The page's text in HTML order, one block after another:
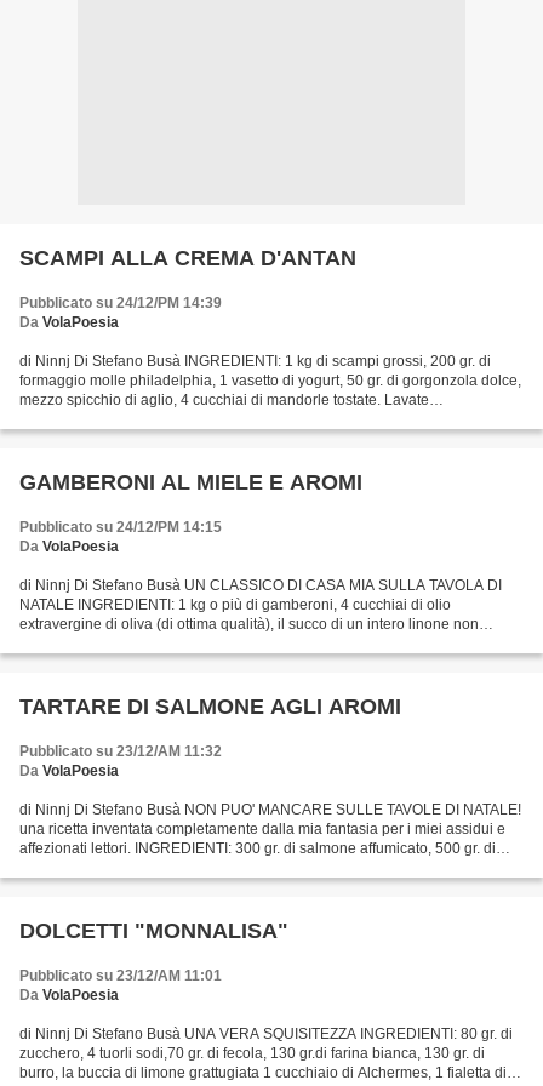
SCAMPI ALLA CREMA D'ANTAN
Pubblicato su 24/12/PM 14:39
Da VolaPoesia
di Ninnj Di Stefano Busà INGREDIENTI: 1 kg di scampi grossi, 200 gr. di
formaggio molle philadelphia, 1 vasetto di yogurt, 50 gr. di gorgonzola dolce,
mezzo spicchio di aglio, 4 cucchiai di mandorle tostate. Lavate
GAMBERONI AL MIELE E AROMI
Pubblicato su 24/12/PM 14:15
Da VolaPoesia
di Ninnj Di Stefano Busà UN CLASSICO DI CASA MIA SULLA TAVOLA DI
NATALE INGREDIENTI: 1 kg o più di gamberoni, 4 cucchiai di olio
extravergine di oliva (di ottima qualità), il succo di un intero linone non
TARTARE DI SALMONE AGLI AROMI
Pubblicato su 23/12/AM 11:32
Da VolaPoesia
di Ninnj Di Stefano Busà NON PUO' MANCARE SULLE TAVOLE DI NATALE!
una ricetta inventata completamente dalla mia fantasia per i miei assidui e
affezionati lettori. INGREDIENTI: 300 gr. di salmone affumicato, 500 gr. di
DOLCETTI "MONNALISA"
Pubblicato su 23/12/AM 11:01
Da VolaPoesia
di Ninnj Di Stefano Busà UNA VERA SQUISITEZZA INGREDIENTI: 80 gr. di
zucchero, 4 tuorli sodi,70 gr. di fecola, 130 gr.di farina bianca, 130 gr. di
burro, la buccia di limone grattugiata 1 cucchiaio di Alchermes, 1 fialetta di